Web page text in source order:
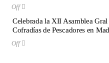
Off
Celebrada la XII Asamblea
Cofradías de Pescadores en
Off